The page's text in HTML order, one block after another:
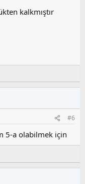
kalkmıştır
#6
5-a olabilmek için